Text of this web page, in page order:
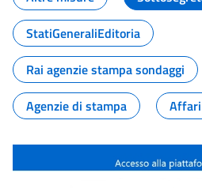
StatiGeneraliEditoria
Rai agenzie stampa sondaggi
Agenzie di stampa